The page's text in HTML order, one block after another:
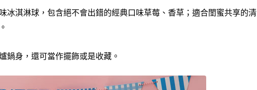
冰淇淋球，包含絕不會出錯的經典口味草莓、香草；適合閨蜜共享的清
鍋身，還可當作擺飾或是收藏。